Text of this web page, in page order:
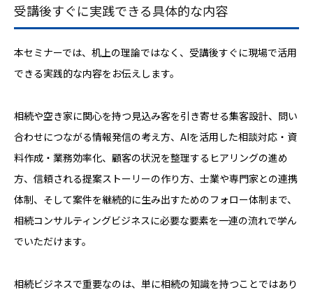
受講後すぐに実践できる具体的な内容
本セミナーでは、机上の理論ではなく、受講後すぐに現場で活用
できる実践的な内容をお伝えします。
相続や空き家に関心を持つ見込み客を引き寄せる集客設計、問い
合わせにつながる情報発信の考え方、AIを活用した相談対応・資
料作成・業務効率化、顧客の状況を整理するヒアリングの進め
方、信頼される提案ストーリーの作り方、士業や専門家との連携
体制、そして案件を継続的に生み出すためのフォロー体制まで、
相続コンサルティングビジネスに必要な要素を一連の流れで学ん
でいただけます。
相続ビジネスで重要なのは、単に相続の知識を持つことではあり